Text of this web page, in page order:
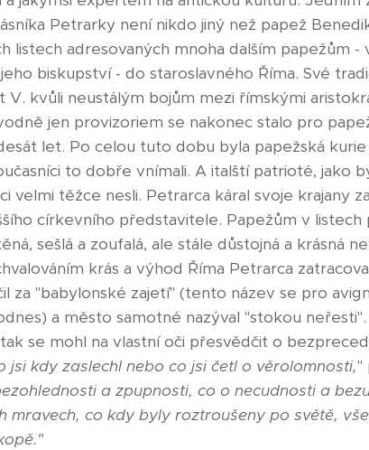
Petrarky není nikdo jiný než papež
listech adresovaných mnoha dalším papežům
biskupství - do staroslavného Říma. Své
V. kvůli neustálým bojům mezi římskými
jen provizoriem se nakonec stalo pro
let. Po celou tuto dobu byla papežská
to dobře vnímali. A italští patrioté, jako
velmi těžce nesli. Petrarca káral svoje krajany
církevního představitele. Papežům v listech
sešlá a zoufalá, ale stále důstojná a krásná
krás a výhod Říma Petrarca
za "babylonské zajetí" (tento název se pro
a město samotné nazýval "stokou
se mohl na vlastní oči přesvědčit o
jsi kdy zaslechl nebo co jsi četl o věrolomnosti,"
a zpupnosti, co o necudnosti a
mravech, co kdy byly roztroušeny po světě,